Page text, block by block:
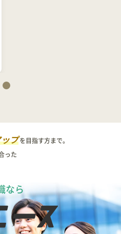
プを目指す方まで。
った
なら